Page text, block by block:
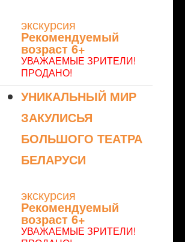
экскурсия
Рекомендуемый
возраст 6+
УВАЖАЕМЫЕ ЗРИТЕЛИ!
ПРОДАНО!
УНИКАЛЬНЫЙ МИР
ЗАКУЛИСЬЯ
БОЛЬШОГО ТЕАТРА
БЕЛАРУСИ
экскурсия
Рекомендуемый
возраст 6+
УВАЖАЕМЫЕ ЗРИТЕЛИ!